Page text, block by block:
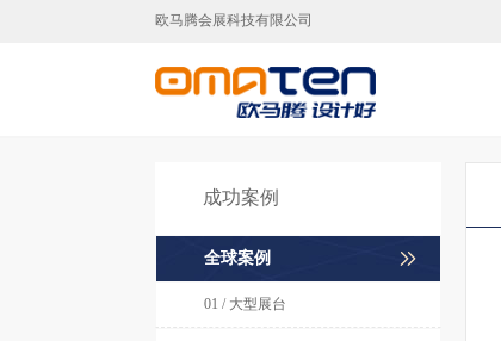
欧马腾会展科技有限公司
成功案例
全球案例
01 / 大型展台